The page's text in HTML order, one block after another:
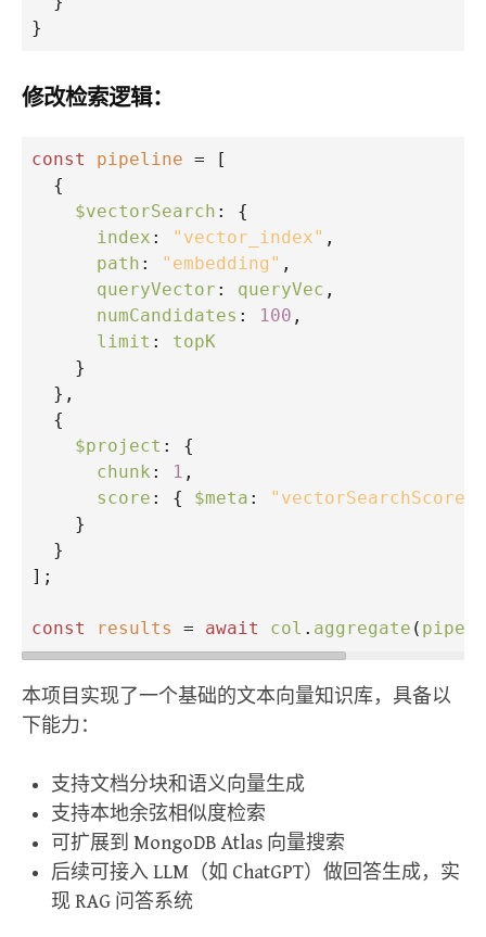
}
修改检索逻辑：
const pipeline = [
  {
$vectorSearch : {
index : "vector_index" ,
path : "embedding" ,
queryVector : queryVec ,
numCandidates : 100 ,
limit : topK
    }
  },
  {
$project : {
chunk : 1 ,
score : { $meta : "vectorSearchScore"
    }
  }
];
const results = await col . aggregate (
本项目实现了一个基础的文本向量知识库，具备以
下能力：
支持文档分块和语义向量生成
支持本地余弦相似度检索
可扩展到 MongoDB Atlas 向量搜索
后续可接入 LLM（如 ChatGPT）做回答生成，实
现 RAG 问答系统